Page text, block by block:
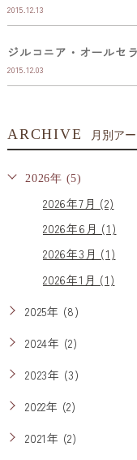
2015.12.13
ジルコニア・オールセ
2015.12.03
ARCHIVE 月別ア
2026年 (5)
2026年7月 (2)
2026年6月 (1)
2026年3月 (1)
2026年1月 (1)
2025年 (8)
2024年 (2)
2023年 (3)
2022年 (2)
2021年 (2)